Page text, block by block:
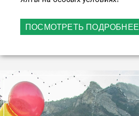
ПОСМОТРЕТЬ ПОДРОБНЕЕ